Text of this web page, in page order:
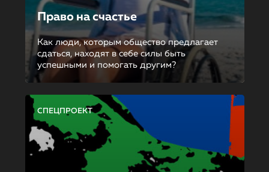
Право на счастье
Как люди, которым общество предлагает
сдаться, находят в себе силы быть
успешными и помогать другим?
СПЕЦПРОЕКТ